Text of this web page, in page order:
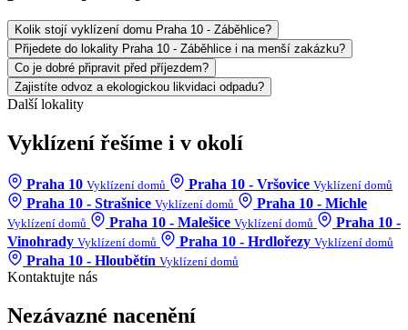
Kolik stojí vyklízení domu Praha 10 - Záběhlice?
Přijedete do lokality Praha 10 - Záběhlice i na menší zakázku?
Co je dobré připravit před příjezdem?
Zajistíte odvoz a ekologickou likvidaci odpadu?
Další lokality
Vyklízení řešíme i v okolí
Praha 10 Vyklízení domů Praha 10 - Vršovice Vyklízení domů
Praha 10 - Strašnice Vyklízení domů Praha 10 - Michle
Vyklízení domů Praha 10 - Malešice Vyklízení domů
Praha 10 -
Vinohrady Vyklízení domů Praha 10 - Hrdlořezy Vyklízení domů
Praha 10 - Hloubětín Vyklízení domů
Kontaktujte nás
Nezávazné nacenění